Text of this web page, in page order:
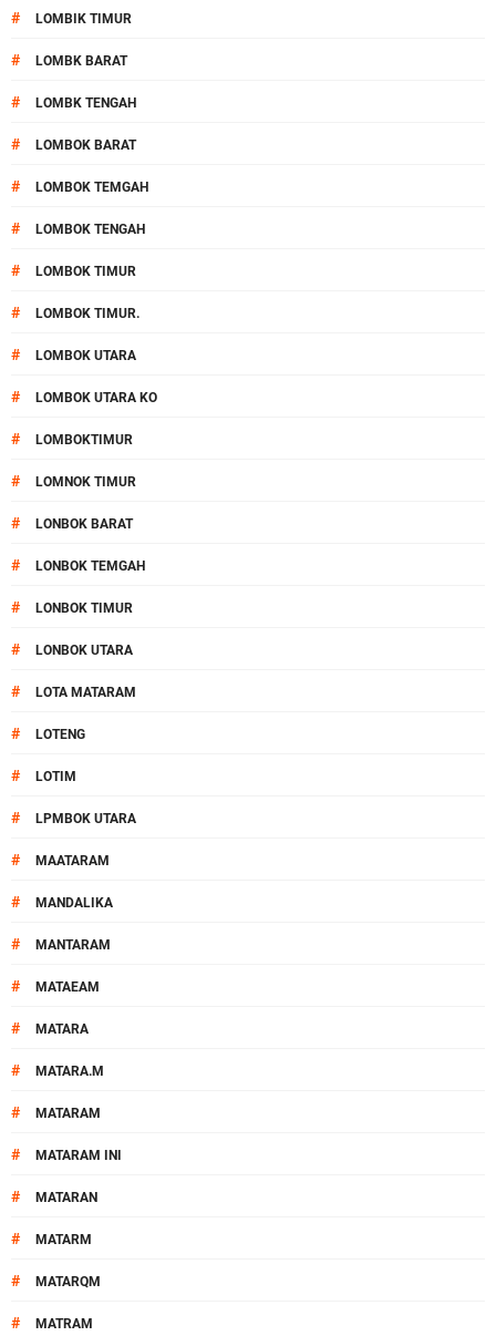
# LOMBIK TIMUR
# LOMBK BARAT
# LOMBK TENGAH
# LOMBOK BARAT
# LOMBOK TEMGAH
# LOMBOK TENGAH
# LOMBOK TIMUR
# LOMBOK TIMUR.
# LOMBOK UTARA
# LOMBOK UTARA KO
# LOMBOKTIMUR
# LOMNOK TIMUR
# LONBOK BARAT
# LONBOK TEMGAH
# LONBOK TIMUR
# LONBOK UTARA
# LOTA MATARAM
# LOTENG
# LOTIM
# LPMBOK UTARA
# MAATARAM
# MANDALIKA
# MANTARAM
# MATAEAM
# MATARA
# MATARA.M
# MATARAM
# MATARAM INI
# MATARAN
# MATARM
# MATARQM
# MATRAM